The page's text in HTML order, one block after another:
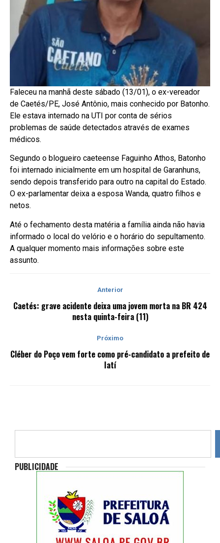
Faleceu na manhã deste sábado (13/01), o ex-vereador
de Caetés/PE, José Antônio, mais conhecido por Batonho.
Ele estava internado na UTI por conta de sérios
problemas de saúde detectados através de exames
médicos.
Segundo o blogueiro caeteense Faguinho Athos, Batonho
foi internado inicialmente em um hospital de Garanhuns,
sendo depois transferido para outro na capital do Estado.
O ex-parlamentar deixa a esposa Wanda, quatro filhos e
netos.
Até o fechamento desta matéria a família ainda não havia
informado o local do velório e o horário do sepultamento.
A qualquer momento mais informações sobre este
assunto.
Anterior
Caetés: grave acidente deixa uma jovem morta na BR 424
nesta quinta-feira (11)
Próximo
Cléber do Poço vem forte como pré-candidato a prefeito de
Iatí
PUBLICIDADE